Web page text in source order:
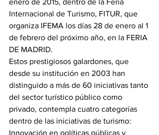
enero de 2015, dentro de la Feria
Internacional de Turismo, FITUR, que
organiza IFEMA los días 28 de enero al 1
de febrero del próximo año, en la FERIA
DE MADRID.
Estos prestigiosos galardones, que
desde su institución en 2003 han
distinguido a más de 60 iniciativas tanto
del sector turístico público como
privado, contempla cuatro categorías
dentro de las iniciativas de turismo:
Innovación en políticas públicas y